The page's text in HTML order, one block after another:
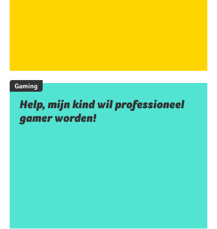
Gaming
Help, mijn kind wil professioneel
gamer worden!